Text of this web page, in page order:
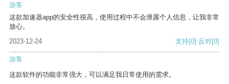
游客
这款加速器app的安全性很高，使用过程中不会泄露个人信息，让我非常
放心。
2023-12-24
支持[0] 反对[0]
游客
这款软件的功能非常强大，可以满足我日常使用的需求。